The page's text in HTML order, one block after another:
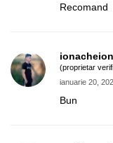
Recomand
ionacheion
(proprietar
ianuarie 20,
Bun